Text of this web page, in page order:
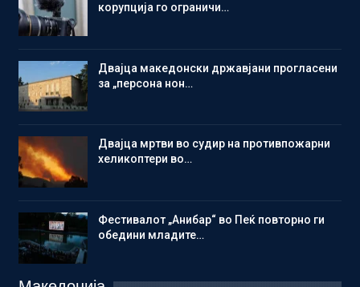
корупција го ограничи…
Двајца македонски државјани прогласени
за „персона нон…
Двајца мртви во судир на противпожарни
хеликоптери во…
Фестивалот „Анибар“ во Пеќ повторно ги
обедини младите…